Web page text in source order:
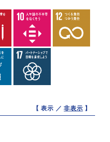
【 表示 ／非表示 】